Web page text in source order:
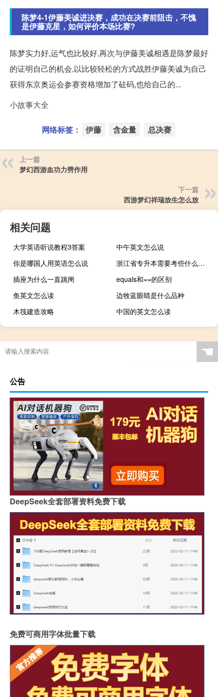
陈梦4-1伊藤美诚进决赛，成功在决赛前阻击，不愧
是伊藤克星，如何评价本场比赛?
陈梦实力好,运气也比较好,再次与伊藤美诚相遇是陈梦最好
的证明自己的机会,以比较轻松的方式战胜伊藤美诚为自己
获得东京奥运会参赛资格增加了砝码,也给自己的...
小故事大全
网络标签： 伊藤 含金量 总决赛
上一篇
梦幻西游血功力劈作用
下一篇
西游梦幻祥瑞放生怎么放
相关问题
大学英语听说教程3答案
中午英文怎么说
你是哪国人用英语怎么说
浙江省专升本需要考些什么科目
插座为什么一直跳闸
equals和==的区别
鱼英文怎么读
边牧蓝眼睛是什么品种
木筏建造攻略
中国的英文怎么读
☚
公告
DeepSeek全套部署资料免费下载
免费可商用字体批量下载